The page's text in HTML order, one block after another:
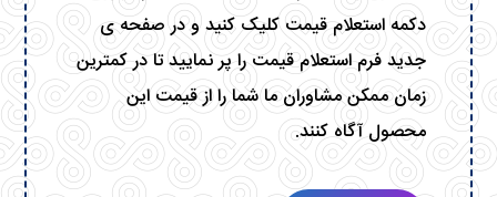
دکمه استعلام قیمت کلیک کنید و در صفحه ی
جدید فرم استعلام قیمت را پر نمایید تا در کمترین
زمان ممکن مشاوران ما شما را از قیمت این
محصول آگاه کنند.